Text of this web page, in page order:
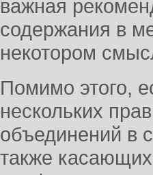
важная
содержания в
некотором
Помимо этого,
нескольких
объединений в
также